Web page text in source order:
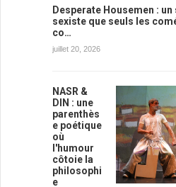
Desperate Housemen :
sexiste que seuls les
co…
juillet 20, 2026
NASR &
DIN : une
parenthès
e poétique
où
l'humour
côtoie la
philosophi
e